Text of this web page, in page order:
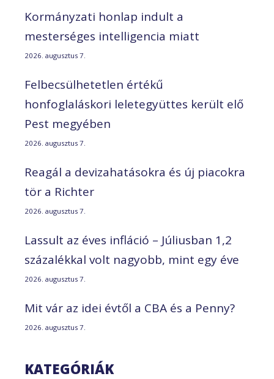
Kormányzati honlap indult a
mesterséges intelligencia miatt
2026. augusztus 7.
Felbecsülhetetlen értékű
honfoglaláskori leletegyüttes került elő
Pest megyében
2026. augusztus 7.
Reagál a devizahatásokra és új piacokra
tör a Richter
2026. augusztus 7.
Lassult az éves infláció – Júliusban 1,2
százalékkal volt nagyobb, mint egy éve
2026. augusztus 7.
Mit vár az idei évtől a CBA és a Penny?
2026. augusztus 7.
KATEGÓRIÁK